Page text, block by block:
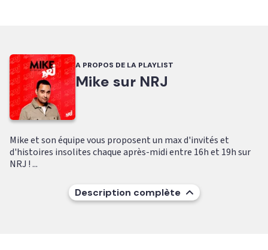
A PROPOS DE LA PLAYLIST
Mike sur NRJ
Mike et son équipe vous proposent un max d'invités et
d'histoires insolites chaque après-midi entre 16h et 19h sur
NRJ ! ...
Description complète